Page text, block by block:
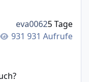
931 Aufrufe
eva00625 Tage